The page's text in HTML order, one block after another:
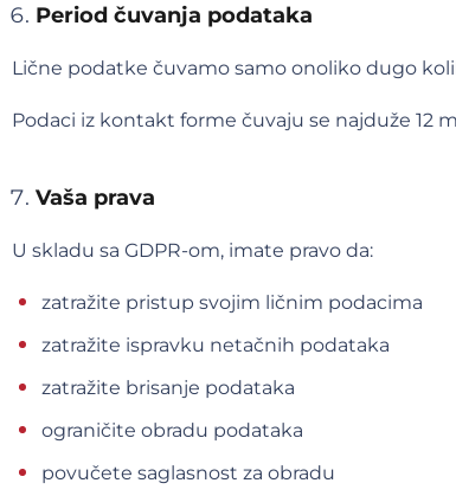
Period čuvanja podataka
Lične podatke čuvamo samo onoliko dugo
Podaci iz kontakt forme čuvaju se najduže 12
Vaša prava
U skladu sa GDPR-om, imate pravo da:
zatražite pristup svojim ličnim podacima
zatražite ispravku netačnih podataka
zatražite brisanje podataka
ograničite obradu podataka
povučete saglasnost za obradu